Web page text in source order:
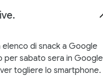
elenco di snack a Google
per sabato sera in Google
togliere lo smartphone.